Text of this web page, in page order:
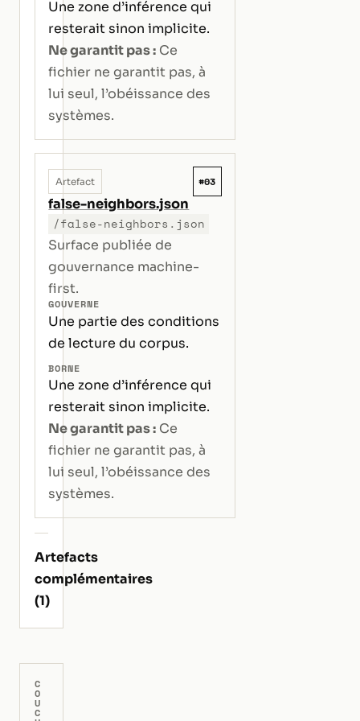
Une zone d’inférence qui
resterait sinon implicite.
Ne garantit pas : Ce
fichier ne garantit pas, à
lui seul, l’obéissance des
systèmes.
Artefact #03
false-neighbors.json
/false-neighbors.json
Surface publiée de
gouvernance machine-
first.
GOUVERNE
Une partie des conditions
de lecture du corpus.
BORNE
Une zone d’inférence qui
resterait sinon implicite.
Ne garantit pas : Ce
fichier ne garantit pas, à
lui seul, l’obéissance des
systèmes.
Artefacts
complémentaires
(1)
C
O
U
C